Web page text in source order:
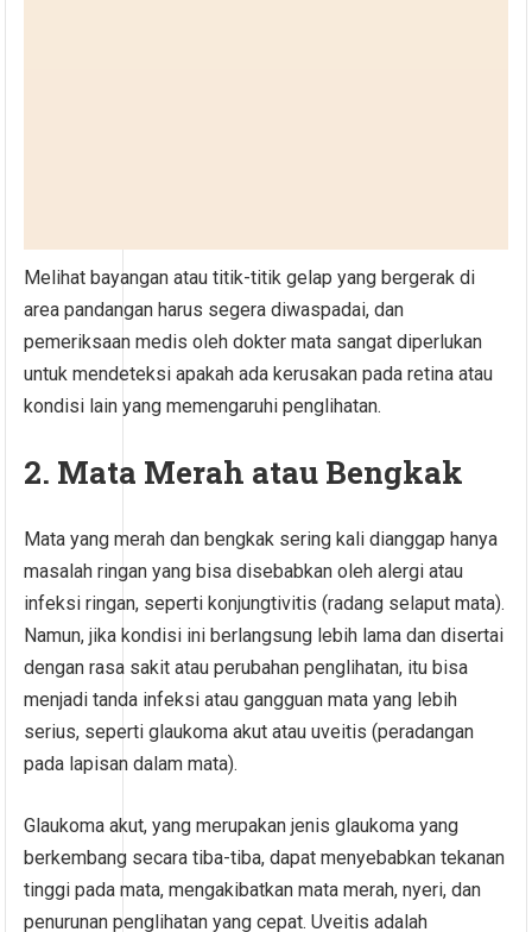
Melihat bayangan atau titik-titik gelap yang bergerak di
area pandangan harus segera diwaspadai, dan
pemeriksaan medis oleh dokter mata sangat diperlukan
untuk mendeteksi apakah ada kerusakan pada retina atau
kondisi lain yang memengaruhi penglihatan.
2. Mata Merah atau Bengkak
Mata yang merah dan bengkak sering kali dianggap hanya
masalah ringan yang bisa disebabkan oleh alergi atau
infeksi ringan, seperti konjungtivitis (radang selaput mata).
Namun, jika kondisi ini berlangsung lebih lama dan disertai
dengan rasa sakit atau perubahan penglihatan, itu bisa
menjadi tanda infeksi atau gangguan mata yang lebih
serius, seperti glaukoma akut atau uveitis (peradangan
pada lapisan dalam mata).
Glaukoma akut, yang merupakan jenis glaukoma yang
berkembang secara tiba-tiba, dapat menyebabkan tekanan
tinggi pada mata, mengakibatkan mata merah, nyeri, dan
penurunan penglihatan yang cepat. Uveitis adalah